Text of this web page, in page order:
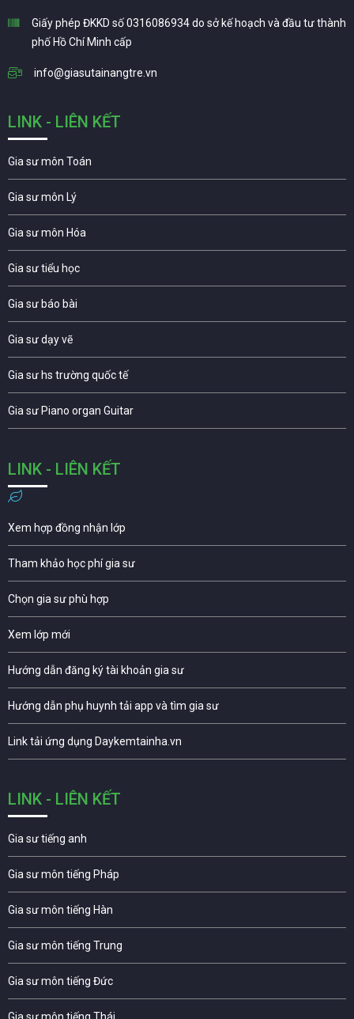
Giấy phép ĐKKD số 0316086934 do sở kế hoạch và đầu tư thành
phố Hồ Chí Minh cấp
info@giasutainangtre.vn
LINK - LIÊN KẾT
Gia sư môn Toán
Gia sư môn Lý
Gia sư môn Hóa
Gia sư tiểu học
Gia sư báo bài
Gia sư dạy vẽ
Gia sư hs trường quốc tế
Gia sư Piano organ Guitar
LINK - LIÊN KẾT
Xem hợp đồng nhận lớp
Tham khảo học phí gia sư
Chọn gia sư phù hợp
Xem lớp mới
Hướng dẫn đăng ký tài khoản gia sư
Hướng dẫn phụ huynh tải app và tìm gia sư
Link tải ứng dụng Daykemtainha.vn
LINK - LIÊN KẾT
Gia sư tiếng anh
Gia sư môn tiếng Pháp
Gia sư môn tiếng Hàn
Gia sư môn tiếng Trung
Gia sư môn tiếng Đức
Gia sư môn tiếng Thái